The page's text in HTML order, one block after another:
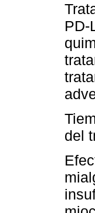
PD-
del